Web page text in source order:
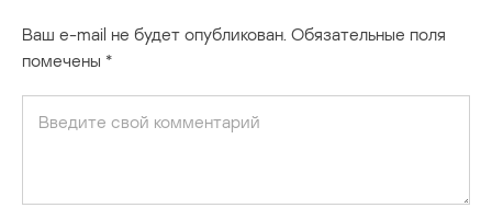
Ваш e-mail не будет опубликован. Обязательные поля
помечены *